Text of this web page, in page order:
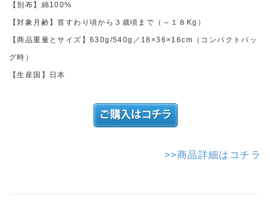
【別布】綿100%
【対象月齢】首すわり頃から３歳頃まで（～１８Kg）
【商品重量とサイズ】630g/540g／18×36×16cm（コンパクトバッ
グ時）
【生産国】日本
>>商品詳細はコチラ